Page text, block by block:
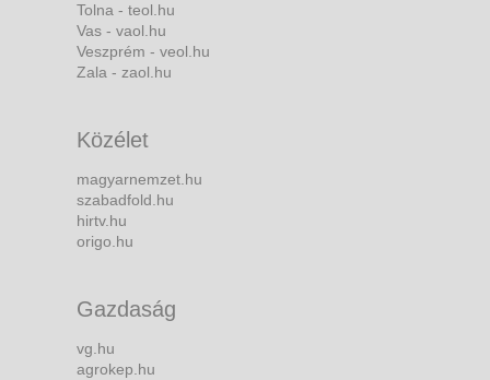
Tolna - teol.hu
Vas - vaol.hu
Veszprém - veol.hu
Zala - zaol.hu
Közélet
magyarnemzet.hu
szabadfold.hu
hirtv.hu
origo.hu
Gazdaság
vg.hu
agrokep.hu